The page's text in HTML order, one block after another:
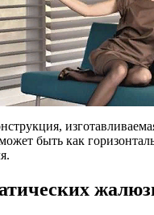
быть как